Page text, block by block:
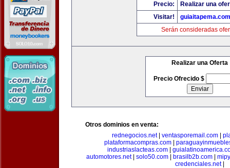
Precio:
Realizar una
Visitar!
guiaitapema.com
Serán consideradas
Realizar una Oferta
Precio Ofrecido $
Otros dominios en venta:
rednegocios.net| ventasporemail.com
plataformacompras.com
industriaslacteas.com
automotores.net| solo50.com brasilb2b.com
credenciales.net|